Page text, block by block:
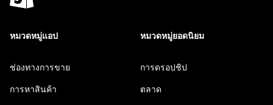
หมวดหมู่แอป
ช่องทางการขาย
การหาสินค้า
หมวดหมู่ยอดนิยม
การดรอปชิป
ตลาด